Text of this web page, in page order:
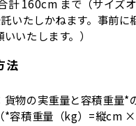
計 160cm まで（サイズ
いたしかねます。事前に
いたします。）
法
貨物の実重量と容積重量*
*容積重量（kg）=縦cm